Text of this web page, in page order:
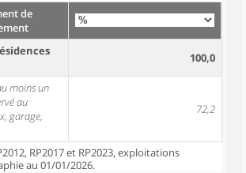
de
100,0
moins un
au
garage,
72,2
RP2017 et RP2023, exploitations
au 01/01/2026.